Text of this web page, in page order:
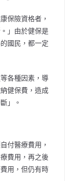
保險資格者，
」由於健保是
國民，都一定
各種因素，導
健保費，造成
」。
付醫療費用，
費用，再之後
用，但仍有時